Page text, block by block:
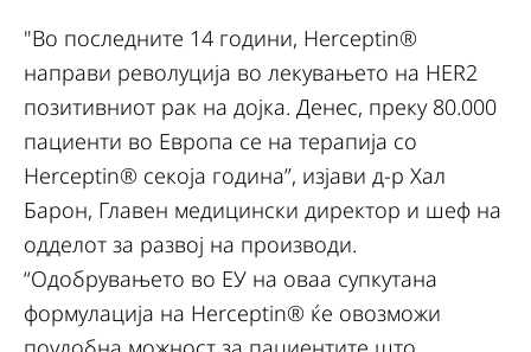
"Во последните 14 години, Herceptin®
направи револуција во лекувањето на HER2
позитивниот рак на дојка. Денес, преку 80.000
пациенти во Европа се на терапија со
Herceptin® секоја година”, изјави д-р Хал
Барон, Главен медицински директор и шеф на
одделот за развој на производи.
“Одобрувањето во ЕУ на оваа супкутана
формулација на Herceptin® ќе овозможи